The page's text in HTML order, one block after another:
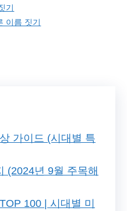
기
이름 짓기
가이드 (시대별 특
(2024년 9월 주목해
100 | 시대별 미